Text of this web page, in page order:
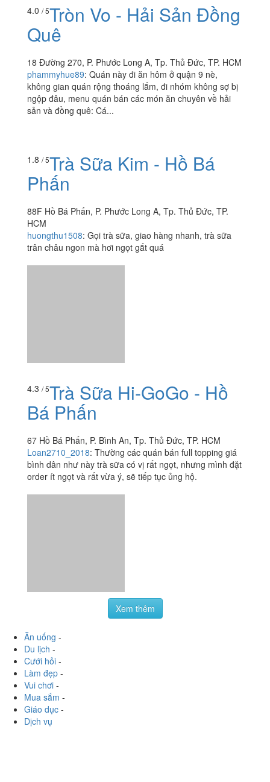
4.0 / 5Tròn Vo - Hải Sản Đồng
Quê
18 Đường 270, P. Phước Long A, Tp. Thủ Đức, TP. HCM
phammyhue89: Quán này đi ăn hôm ở quận 9 nè,
không gian quán rộng thoáng lắm, đi nhóm không sợ bị
ngộp đâu, menu quán bán các món ăn chuyên về hải
sản và đồng quê: Cá...
1.8 / 5Trà Sữa Kim - Hồ Bá
Phấn
88F Hồ Bá Phấn, P. Phước Long A, Tp. Thủ Đức, TP.
HCM
huongthu1508: Gọi trà sữa, giao hàng nhanh, trà sữa
trân châu ngon mà hơi ngọt gắt quá
4.3 / 5Trà Sữa Hi-GoGo - Hồ
Bá Phấn
67 Hồ Bá Phấn, P. Bình An, Tp. Thủ Đức, TP. HCM
Loan2710_2018: Thường các quán bán full topping giá
bình dân như này trà sữa có vị rất ngọt, nhưng mình đặt
order ít ngọt và rất vừa ý, sẽ tiếp tục ủng hộ.
Xem thêm
Ăn uống -
Du lịch -
Cưới hỏi -
Làm đẹp -
Vui chơi -
Mua sắm -
Giáo dục -
Dịch vụ